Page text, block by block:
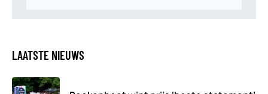
LAATSTE NIEUWS